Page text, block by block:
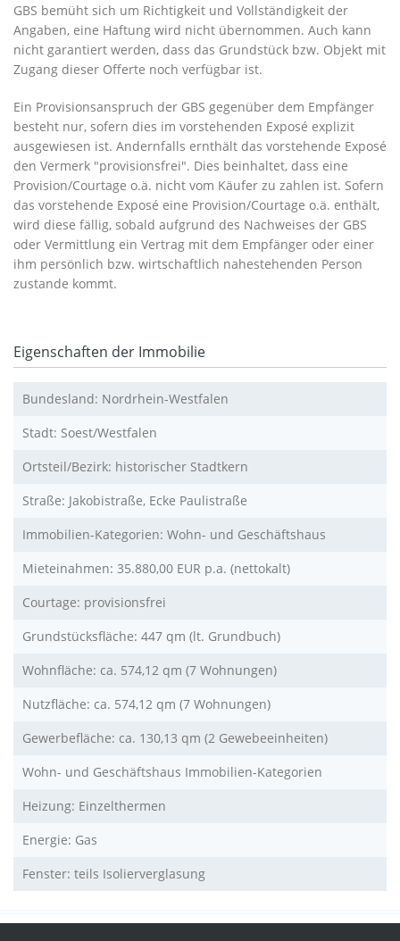
GBS bemüht sich um Richtigkeit und Vollständigkeit der
Angaben, eine Haftung wird nicht übernommen. Auch kann
nicht garantiert werden, dass das Grundstück bzw. Objekt mit
Zugang dieser Offerte noch verfügbar ist.
Ein Provisionsanspruch der GBS gegenüber dem Empfänger
besteht nur, sofern dies im vorstehenden Exposé explizit
ausgewiesen ist. Andernfalls ernthält das vorstehende Exposé
den Vermerk "provisionsfrei". Dies beinhaltet, dass eine
Provision/Courtage o.ä. nicht vom Käufer zu zahlen ist. Sofern
das vorstehende Exposé eine Provision/Courtage o.ä. enthält,
wird diese fällig, sobald aufgrund des Nachweises der GBS
oder Vermittlung ein Vertrag mit dem Empfänger oder einer
ihm persönlich bzw. wirtschaftlich nahestehenden Person
zustande kommt.
Eigenschaften der Immobilie
Bundesland: Nordrhein-Westfalen
Stadt: Soest/Westfalen
Ortsteil/Bezirk: historischer Stadtkern
Straße: Jakobistraße, Ecke Paulistraße
Immobilien-Kategorien: Wohn- und Geschäftshaus
Mieteinahmen: 35.880,00 EUR p.a. (nettokalt)
Courtage: provisionsfrei
Grundstücksfläche: 447 qm (lt. Grundbuch)
Wohnfläche: ca. 574,12 qm (7 Wohnungen)
Nutzfläche: ca. 574,12 qm (7 Wohnungen)
Gewerbefläche: ca. 130,13 qm (2 Gewebeeinheiten)
Wohn- und Geschäftshaus Immobilien-Kategorien
Heizung: Einzelthermen
Energie: Gas
Fenster: teils Isolierverglasung